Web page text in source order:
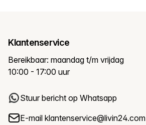
Klantenservice
Bereikbaar: maandag t/m vrijdag
10:00 - 17:00 uur
Stuur bericht op Whatsapp
E-mail klantenservice@livin24.com